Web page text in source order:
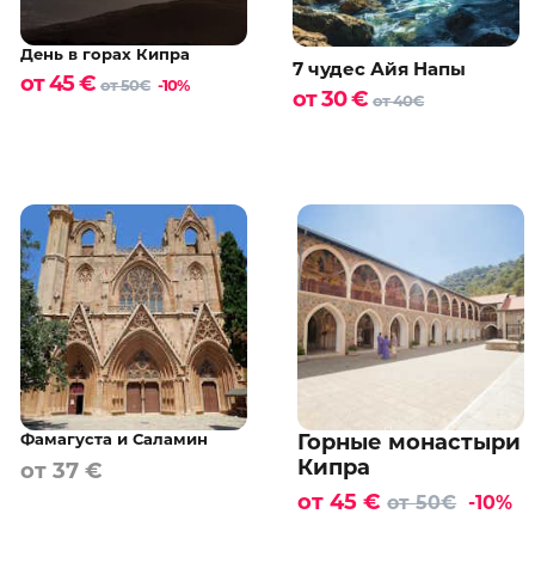
День в горах Кипра
от 45 € от 50€ -10%
7 чудес Айя Напы
от 30 €от 40€
Фамагуста и Саламин
от 37 €
Горные монастыри
Кипра
от 45 €от 50€ -10%